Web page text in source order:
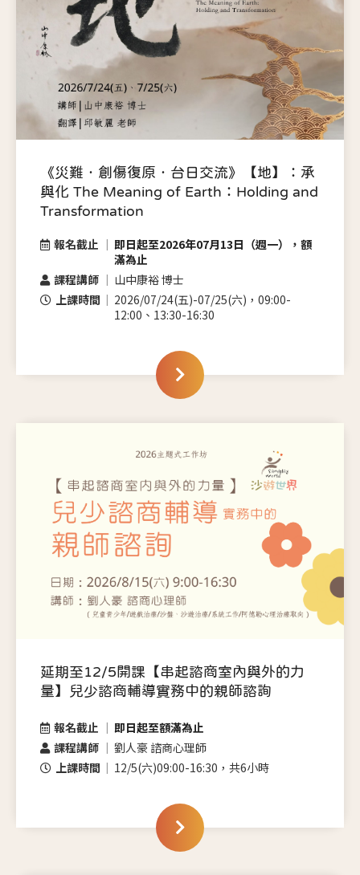
《災難．創傷復原．台日交流》【地】：承
與化 The Meaning of Earth：Holding and
Transformation
報名截止
即日起至2026年07月13日（週一），額
滿為止
課程講師
山中康裕 博士
上課時間
2026/07/24(五)-07/25(六)，09:00-
12:00、13:30-16:30
延期至12/5開課【串起諮商室內與外的力
量】兒少諮商輔導實務中的親師諮詢
報名截止
即日起至額滿為止
課程講師
劉人豪 諮商心理師
上課時間
12/5(六)09:00-16:30，共6小時